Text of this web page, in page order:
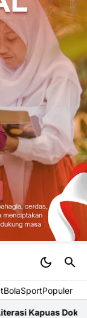
BolaSportPopuler
Narasi